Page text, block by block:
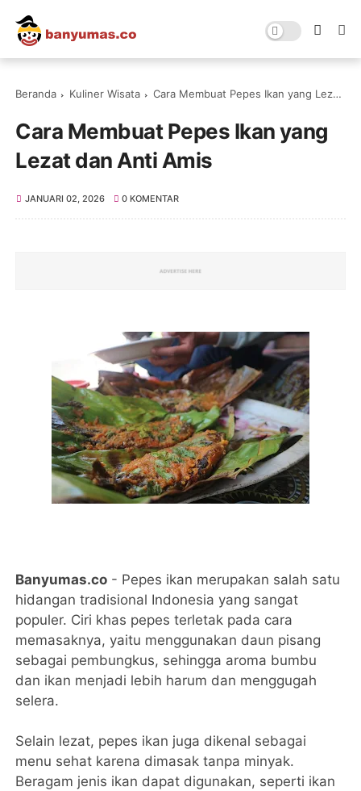
Beranda Kuliner Wisata Cara Membuat Pepes Ikan yang Lezat dan Anti Amis
Cara Membuat Pepes Ikan yang
Lezat dan Anti Amis
JANUARI 02, 2026 0 KOMENTAR
Banyumas.co - Pepes ikan merupakan salah satu
hidangan tradisional Indonesia yang sangat
populer. Ciri khas pepes terletak pada cara
memasaknya, yaitu menggunakan daun pisang
sebagai pembungkus, sehingga aroma bumbu
dan ikan menjadi lebih harum dan menggugah
selera.
Selain lezat, pepes ikan juga dikenal sebagai
menu sehat karena dimasak tanpa minyak.
Beragam jenis ikan dapat digunakan, seperti ikan